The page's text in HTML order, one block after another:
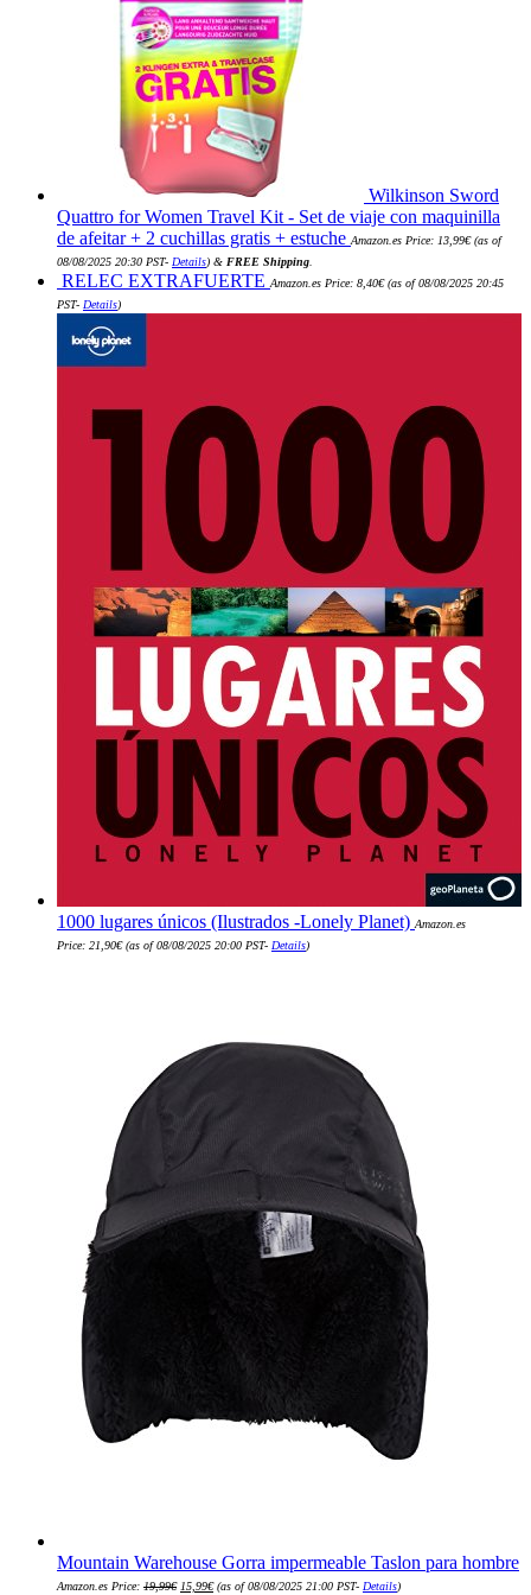
Wilkinson Sword
Quattro for Women Travel Kit - Set de viaje con maquinilla
de afeitar + 2 cuchillas gratis + estuche Amazon.es Price: 13,99€(as of
08/08/2025 20:30 PST- Details) & FREE Shipping
RELEC EXTRAFUERTE Amazon.es Price: 8,40€(as of 08/08/2025 20:45
PST- Details)
1000 lugares únicos (Ilustrados -Lonely Planet) Amazon.es
Price: 21,90€(as of 08/08/2025 20:00 PST- Details)
Mountain Warehouse Gorra impermeable Taslon para hombre
Amazon.es Price: 19,99€ precio
15,99€precio
(as of 08/08/2025 21:00 PST- Details)